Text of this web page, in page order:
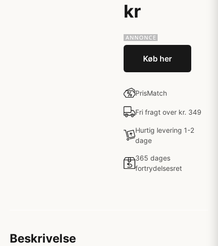
kr
Køb her
PrisMatch
Fri fragt over kr. 349
Hurtig levering 1-2
dage
365 dages
fortrydelsesret
Beskrivelse